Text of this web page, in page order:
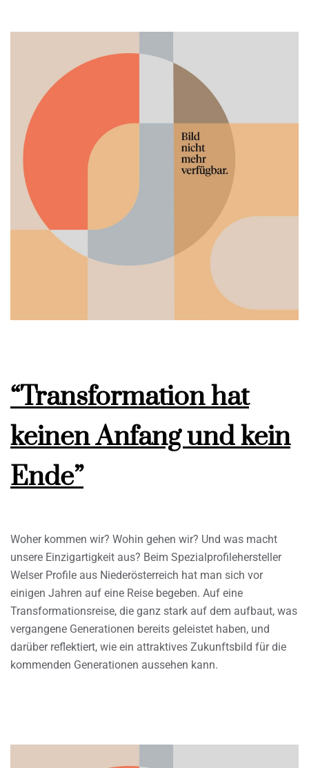
“Transformation hat
keinen Anfang und kein
Ende”
Woher kommen wir? Wohin gehen wir? Und was macht
unsere Einzigartigkeit aus? Beim Spezialprofilehersteller
Welser Profile aus Niederösterreich hat man sich vor
einigen Jahren auf eine Reise begeben. Auf eine
Transformationsreise, die ganz stark auf dem aufbaut, was
vergangene Generationen bereits geleistet haben, und
darüber reflektiert, wie ein attraktives Zukunftsbild für die
kommenden Generationen aussehen kann.